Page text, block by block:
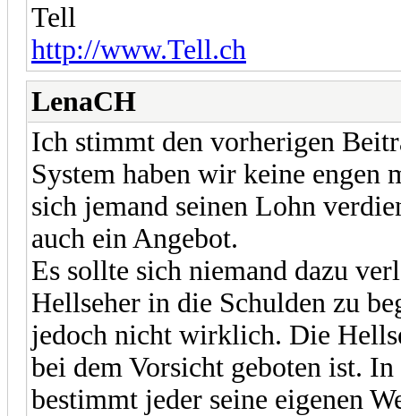
Tell
http://www.Tell.ch
LenaCH
Ich stimmt den vorherigen
System haben wir keine engen
sich jemand seinen Lohn
auch ein Angebot.
Es sollte sich niemand dazu
Hellseher in die Schulden zu
jedoch nicht wirklich. Die
bei dem Vorsicht geboten ist.
bestimmt jeder seine eigenen